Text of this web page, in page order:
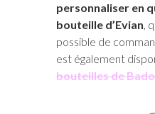
personnaliser en
bouteille d’Evian,
possible de
est également
bouteilles de